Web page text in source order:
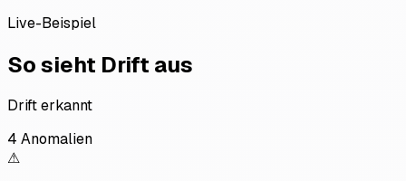
Live-Beispiel
So sieht Drift aus
Drift erkannt
4 Anomalien
⚠